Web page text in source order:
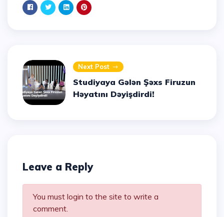
Next Post
Studiyaya Gələn Şəxs Firuzun
Həyatını Dəyişdirdi!
Leave a Reply
You must login to the site to write a
comment.